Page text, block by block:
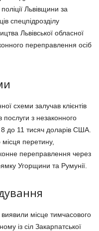
Львівщини за
спецпідрозділу
Львівської обласної
переправлення осіб
схеми залучав клієнтів
послуги з незаконного
до 11 тисяч доларів США.
перетину,
переправлення через
Угорщини та Румунії.
місце тимчасового
із сіл Закарпатської